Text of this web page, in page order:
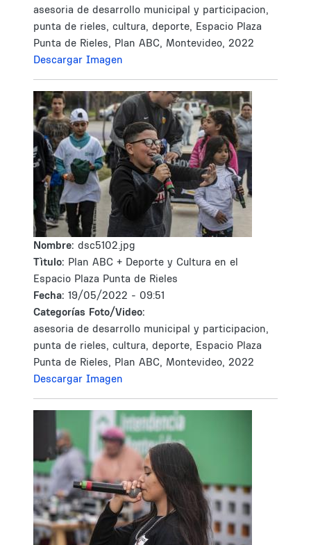
asesoria de desarrollo municipal y participacion,
punta de rieles, cultura, deporte, Espacio Plaza
Punta de Rieles, Plan ABC, Montevideo, 2022
Descargar Imagen
Nombre: dsc5102.jpg
Tìtulo: Plan ABC + Deporte y Cultura en el
Espacio Plaza Punta de Rieles
Fecha: 19/05/2022 - 09:51
Categorías Foto/Video:
asesoria de desarrollo municipal y participacion,
punta de rieles, cultura, deporte, Espacio Plaza
Punta de Rieles, Plan ABC, Montevideo, 2022
Descargar Imagen